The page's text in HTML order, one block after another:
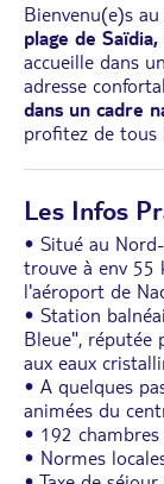
Bienvenu(e)s
plage de
accueille dans
adresse
dans un cadre
profitez de tous
Les Infos
• Situé au
trouve à env 55
l'aéroport de
• Station
Bleue", réputée
aux eaux
• A quelques
animées du
• 192
• Normes